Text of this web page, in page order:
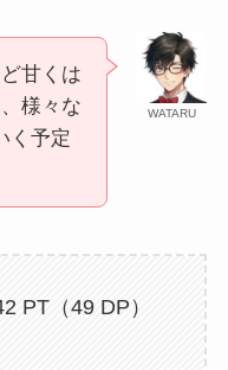
WATARU
甘くは
様々な
く予定
PT（49 DP）